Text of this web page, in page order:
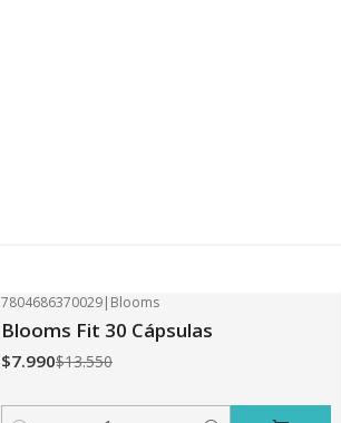
7804686370029| Blooms
Blooms Fit 30 Cápsulas
$7.990$13.550